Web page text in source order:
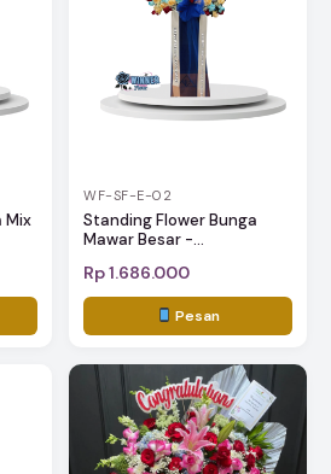
Mix
WF-SF-E-02
Standing Flower Bunga
Mawar Besar -...
Rp 1.686.000
Pesan